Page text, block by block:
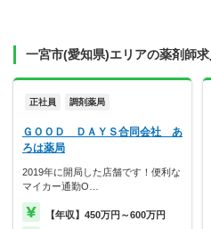
一宮市(愛知県)エリアの薬剤師求
正社員 調剤薬局
ＧＯＯＤ ＤＡＹＳ合同会社 あ
ろは薬局
2019年に開局した店舗です！便利な
マイカー通勤O…
【年収】450万円～600万円